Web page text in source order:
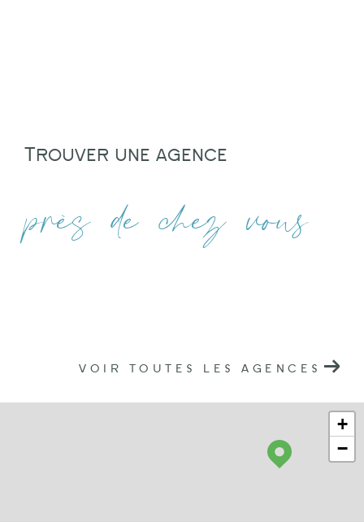
Trouver une agence
près de chez vous
VOIR TOUTES LES AGENCES
+
−